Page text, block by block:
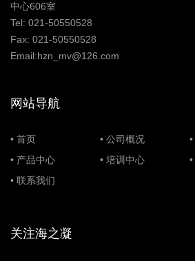
中心606室
Tel: 021-50550528
Fax: 021-50550528
Email:hzn_mv@126.com
网站导航
• 首页 • 公司概况 •
• 产品中心 • 培训中心 •
• 联系我们
关注海之凝